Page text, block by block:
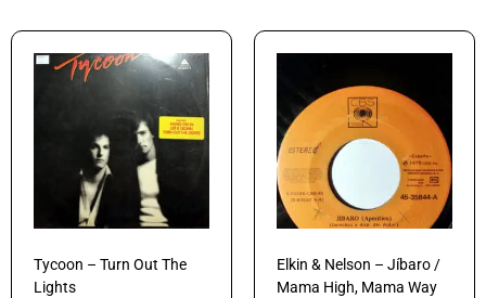
Tycoon – Turn Out The
Lights
Elkin & Nelson – Jíbaro /
Mama High, Mama Way